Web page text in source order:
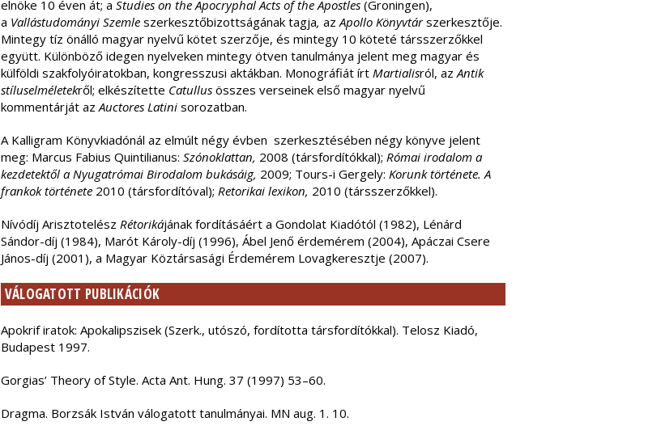
elnöke 10 éven át; a Studies on the Apocryphal Acts of the Apostles (Groningen),
a Vallástudományi Szemle szerkesztőbizottságának tagja, azApollo Könyvtárszerkesztője.
Mintegy tíz önálló magyar nyelvű kötet szerzője, és mintegy 10 köteté társszerzőkkel
együtt. Különböző idegen nyelveken mintegy ötven tanulmánya jelent meg magyar és
külföldi szakfolyóiratokban, kongresszusi aktákban. Monográfiát írt Martialisról, azAntik
stíluselméletekről; elkészítette Catullus összes verseinek első magyar nyelvű
kommentárját azAuctores Latini sorozatban.
A Kalligram Könyvkiadónál az elmúlt négy évben szerkesztésében négy könyve jelent
meg: Marcus Fabius Quintilianus: Szónoklattan, 2008 (társfordítókkal); Római irodalom a
kezdetektől a Nyugatrómai Birodalom bukásáig, 2009; Tours-i Gergely: Korunk története. A
frankok története 2010 (társfordítóval); Retorikai lexikon, 2010 (társszerzőkkel).
Nívódíj Arisztotelész Rétorikájának fordításáért a Gondolat Kiadótól (1982), Lénárd
Sándor-díj (1984), Marót Károly-díj (1996), Ábel Jenő érdemérem (2004), Apáczai Csere
János-díj (2001), a Magyar Köztársasági Érdemérem Lovagkeresztje (2007).
VÁLOGATOTT PUBLIKÁCIÓK
Apokrif iratok: Apokalipszisek (Szerk., utószó, fordította társfordítókkal). Telosz Kiadó,
Budapest 1997.
Gorgias’ Theory of Style. Acta Ant. Hung. 37 (1997) 53–60.
Dragma. Borzsák István válogatott tanulmányai. MN aug. 1. 10.